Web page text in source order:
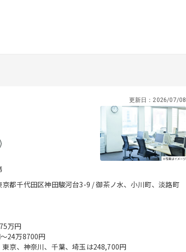
更新日： 2026/07/08
京都千代田区神田駿河台3-9 / 御茶ノ水、小川町、淡路町
万円
24万8700円
京、神奈川、千葉、埼玉は248,700円